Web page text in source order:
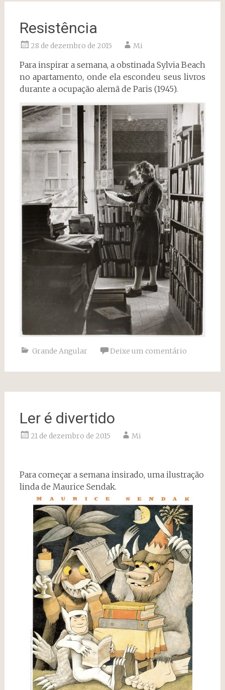
Resistência
28 de dezembro de 2015 Mi
Para inspirar a semana, a obstinada Sylvia Beach
no apartamento, onde ela escondeu seus livros
durante a ocupação alemã de Paris (1945).
Grande Angular Deixe um comentário
Ler é divertido
21 de dezembro de 2015 Mi
Para começar a semana insirado, uma ilustração
linda de Maurice Sendak.